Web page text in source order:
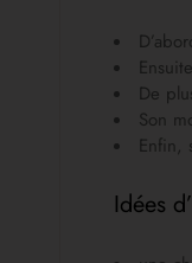
De
Son
Enfin,
Idées